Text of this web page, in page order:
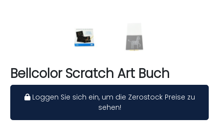
Bellcolor Scratch Art Buch
Loggen Sie sich ein, um die Zerostock Preise zu
sehen!